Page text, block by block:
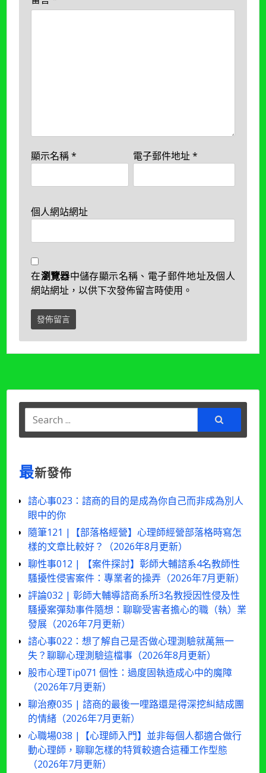
顯示名稱* 電子郵件地址*
個人網站網址
在瀏覽器中儲存顯示名稱、電子郵件地址及個人
網站網址，以供下次發佈留言時使用。
Search
for:
最新發佈
諮心事023：諮商的目的是成為你自己而非成為別人
眼中的你
隨筆121 |【部落格經營】心理師經營部落格時寫怎
樣的文章比較好？（2026年8月更新）
聊性事012 | 【案件探討】彰師大輔諮系4名教師性
騷擾性侵害案件：專業者的操弄（2026年7月更新）
評論032 | 彰師大輔導諮商系所3名教授因性侵及性
騷擾案彈劾事件隨想：聊聊受害者擔心的職（執）業
發展（2026年7月更新）
諮心事022：想了解自己是否做心理測驗就萬無一
失？聊聊心理測驗這檔事（2026年8月更新）
股市心理Tip071 個性：過度固執造成心中的魔障
（2026年7月更新）
聊治療035 | 諮商的最後一哩路還是得深挖糾結成團
的情緒（2026年7月更新）
心職場038 |【心理師入門】並非每個人都適合做行
動心理師，聊聊怎樣的特質較適合這種工作型態
（2026年7月更新）